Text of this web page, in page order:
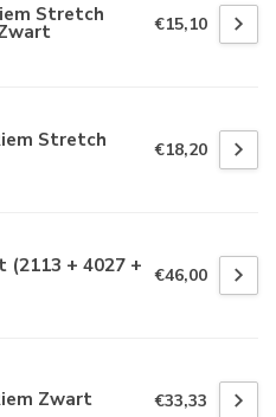
Stretch €15,10
Stretch €18,20
+ 4027 + €46,00
Zwart €33,33